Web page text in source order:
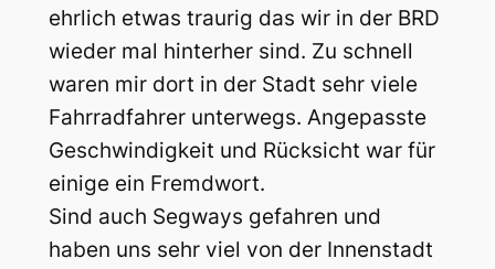
ehrlich etwas traurig das wir in der BRD
wieder mal hinterher sind. Zu schnell
waren mir dort in der Stadt sehr viele
Fahrradfahrer unterwegs. Angepasste
Geschwindigkeit und Rücksicht war für
einige ein Fremdwort.
Sind auch Segways gefahren und
haben uns sehr viel von der Innenstadt